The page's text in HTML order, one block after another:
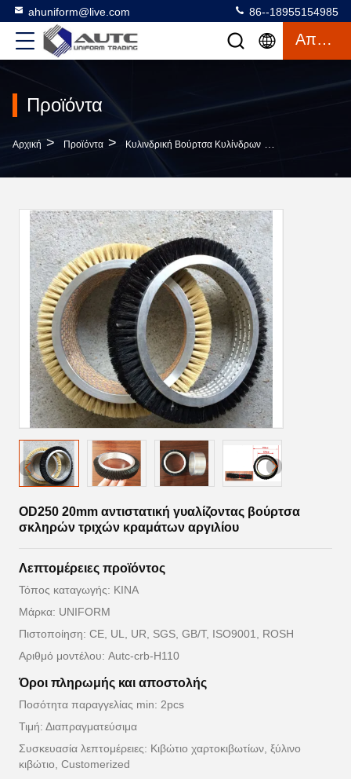
ahuniform@live.com 86--18955154985
Απόσπασμα
Προϊόντα
Αρχική > Προϊόντα > Κυλινδρική Βούρτσα Κυλίνδρων >
OD250 20mm αντιστατική γυαλίζοντας βούρτσα
σκληρών τριχών κραμάτων αργιλίου
Λεπτομέρειες προϊόντος
Τόπος καταγωγής: ΚΙΝΑ
Μάρκα: UNIFORM
Πιστοποίηση: CE, UL, UR, SGS, GB/T, ISO9001, ROSH
Αριθμό μοντέλου: Autc-crb-H110
Όροι πληρωμής και αποστολής
Ποσότητα παραγγελίας min: 2pcs
Τιμή: Διαπραγματεύσιμα
Συσκευασία λεπτομέρειες: Κιβώτιο χαρτοκιβωτίων, ξύλινο
κιβώτιο, Customerized